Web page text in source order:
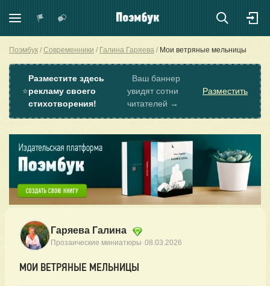
Поэмбук Современники Галина Гаряева Мои ветряные мельницы
⭐
Разместите здесь
рекламу своего
стихотворения!
Ваш баннер
увидят сотни
читателей →
Разместить
Гаряева Галина
Прозаические миниатюры ·08.03.2026
МОИ ВЕТРЯНЫЕ МЕЛЬНИЦЫ